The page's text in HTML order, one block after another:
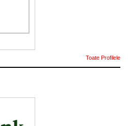
Toate Profilele